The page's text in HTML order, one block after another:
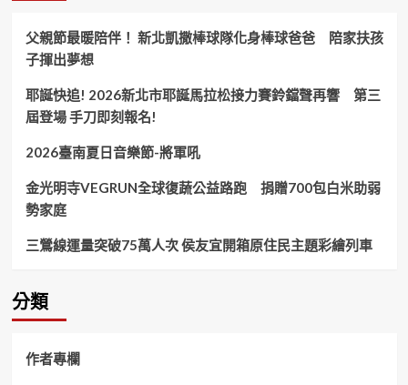
步
重
臺
灣
民
主
需
謹
慎
父親節最暖陪伴！ 新北凱撒棒球隊化身棒球爸爸 陪家扶孩
子揮出夢想
耶誕快追! 2026新北市耶誕馬拉松接力賽鈴鐺聲再響 第三
屆登場 手刀即刻報名!
2026臺南夏日音樂節-將軍吼
金光明寺VEGRUN全球復蔬公益路跑 捐贈700包白米助弱
勢家庭
三鶯線運量突破75萬人次 侯友宜開箱原住民主題彩繪列車
分類
作者專欄